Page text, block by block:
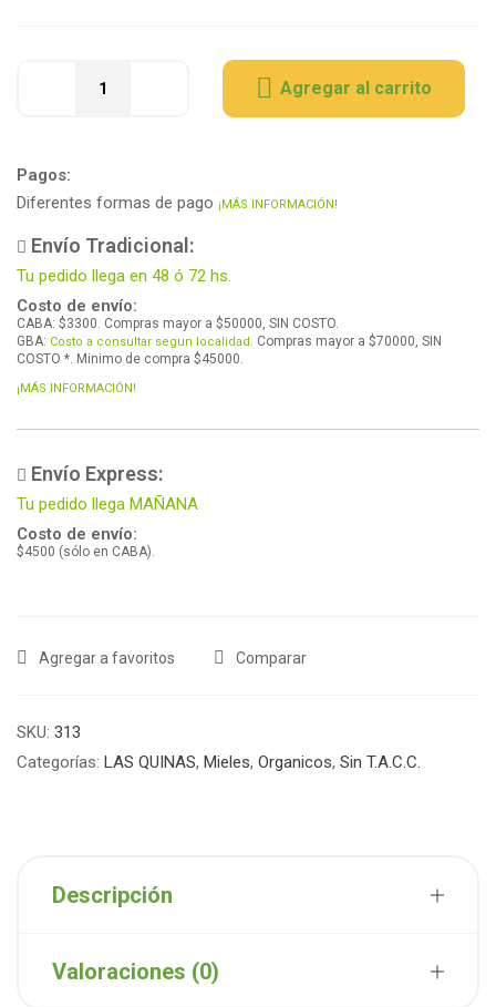
Agregar al carrito
Pagos:
Diferentes formas de pago ¡MÁS INFORMACIÓN!
Envío Tradicional:
Tu pedido llega en 48 ó 72 hs.
Costo de envío:
CABA: $3300. Compras mayor a $50000, SIN COSTO.
GBA: Costo a consultar segun localidad. Compras mayor a $70000, SIN
COSTO *. Minimo de compra $45000.
¡MÁS INFORMACIÓN!
Envío Express:
Tu pedido llega MAÑANA
Costo de envío:
$4500 (sólo en CABA).
Agregar a favoritos Comparar
SKU: 313
Categorías: LAS QUINAS, Mieles, Organicos, Sin T.A.C.C.
Descripción
Valoraciones (0)